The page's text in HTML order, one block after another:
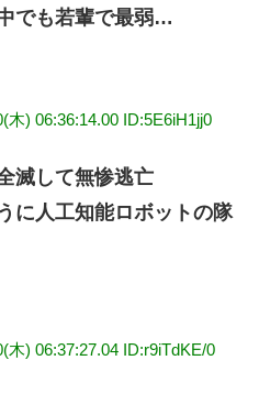
でも若輩で最弱…
木) 06:36:14.00 ID:5E6iH1jj0
滅して無惨逃亡
に人工知能ロボットの隊
木) 06:37:27.04 ID:r9iTdKE/0